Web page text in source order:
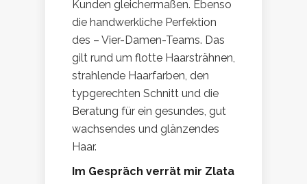
Kunden gleichermaßen. Ebenso
die handwerkliche Perfektion
des – Vier-Damen-Teams. Das
gilt rund um flotte Haarsträhnen,
strahlende Haarfarben, den
typgerechten Schnitt und die
Beratung für ein gesundes, gut
wachsendes und glänzendes
Haar.
Im Gespräch verrät mir Zlata